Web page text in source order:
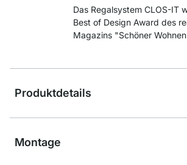
Das Regalsystem CLOS-IT
Best of Design Award des
Magazins "Schöner
Produktdetails
Montage